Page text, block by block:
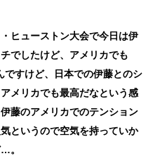
ヒューストン大会で今日は伊
でしたけど、アメリカでも
ですけど、日本での伊藤とのシ
メリカでも最高だなという感
藤のアメリカでのテンション
というので空気を持っていか
。